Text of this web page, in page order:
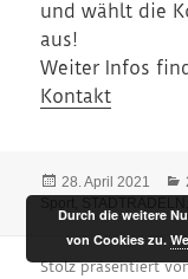
und wählt die
aus!
Weiter Infos
Kontakt
Veröffentlicht
28. April 2021
Stolz präsentiert
Durch die weitere
von Cookies zu.